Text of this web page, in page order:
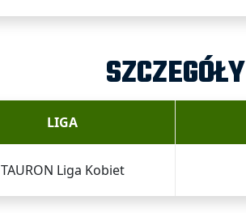
SZCZEGÓŁY
LIGA
TAURON Liga Kobiet